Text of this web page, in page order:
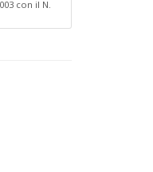
con il N.